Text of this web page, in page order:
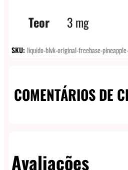
Teor
3 mg
SKU: liquido-blvk-original-freebase-
COMENTÁRIOS DE
Avaliações